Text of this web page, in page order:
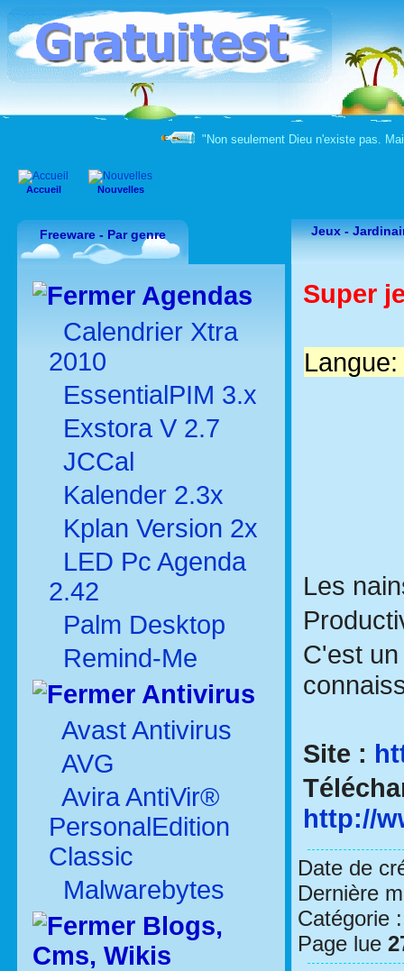
"Non seulement Dieu n'existe pas.
Accueil Nouvelles
Freeware - Par genre
Agendas
Calendrier Xtra
2010
EssentialPIM 3.x
Exstora V 2.7
JCCal
Kalender 2.3x
Kplan Version 2x
LED Pc Agenda
2.42
Palm Desktop
Remind-Me
Antivirus
Avast Antivirus
AVG
Avira AntiVir®
PersonalEdition
Classic
Malwarebytes
Blogs,
Cms, Wikis
Jeux -
Super
Les
C'est
Site :
http://
Date de
Dernière
Catégorie
Page lue